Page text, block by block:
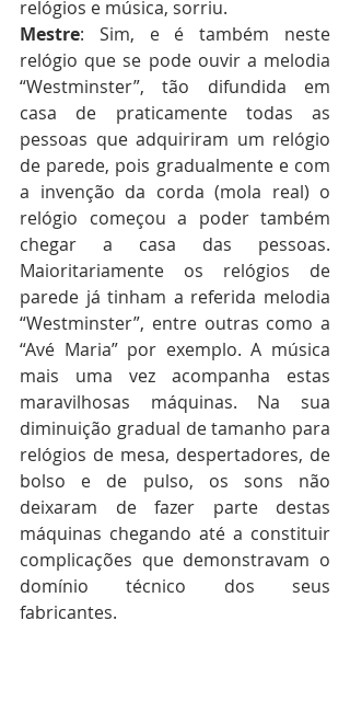
relógios e música, sorriu.
Mestre: Sim, e é também neste
relógio que se pode ouvir a melodia
“Westminster”, tão difundida em
casa de praticamente todas as
pessoas que adquiriram um relógio
de parede, pois gradualmente e com
a invenção da corda (mola real) o
relógio começou a poder também
chegar a casa das pessoas.
Maioritariamente os relógios de
parede já tinham a referida melodia
“Westminster”, entre outras como a
“Avé Maria” por exemplo. A música
mais uma vez acompanha estas
maravilhosas máquinas. Na sua
diminuição gradual de tamanho para
relógios de mesa, despertadores, de
bolso e de pulso, os sons não
deixaram de fazer parte destas
máquinas chegando até a constituir
complicações que demonstravam o
domínio técnico dos seus
fabricantes.